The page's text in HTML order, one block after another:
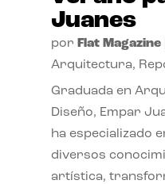
Juanes
por Flat Magazine|
Arquitectura,
Graduada en
Diseño, Empar
ha especializado
diversos
artística,